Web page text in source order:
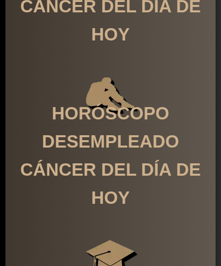
CÁNCER DEL DÍA DE
HOY
HORÓSCOPO
DESEMPLEADO
CÁNCER DEL DÍA DE
HOY